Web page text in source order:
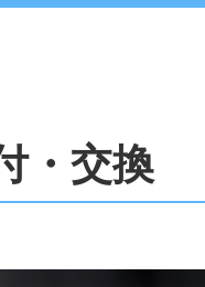
・交換